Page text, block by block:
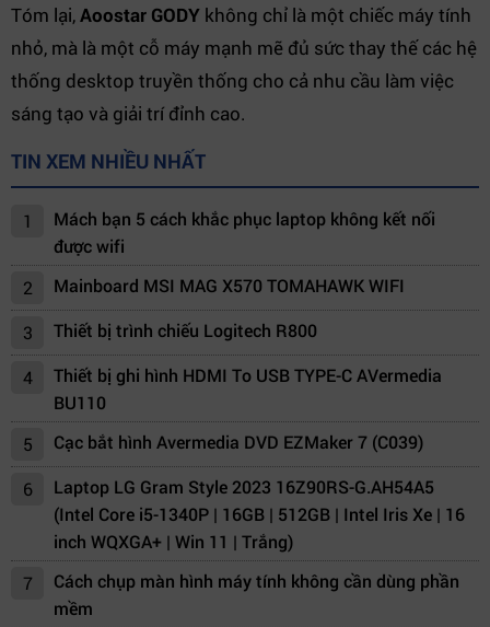
Tóm lại,Aoostar GODY không chỉ là một chiếc máy tính
nhỏ, mà là một cỗ máy mạnh mẽ đủ sức thay thế các hệ
thống desktop truyền thống cho cả nhu cầu làm việc
sáng tạo và giải trí đỉnh cao.
TIN XEM NHIỀU NHẤT
1
Mách bạn 5 cách khắc phục laptop không kết nối
được wifi
2
Mainboard MSI MAG X570 TOMAHAWK WIFI
3 Thiết bị trình chiếu Logitech R800
4
Thiết bị ghi hình HDMI To USB TYPE-C AVermedia
BU110
5
Cạc bắt hình Avermedia DVD EZMaker 7 (C039)
6
Laptop LG Gram Style 2023 16Z90RS-G.AH54A5
(Intel Core i5-1340P | 16GB | 512GB | Intel Iris Xe | 16
inch WQXGA+ | Win 11 | Trắng)
7
Cách chụp màn hình máy tính không cần dùng phần
mềm